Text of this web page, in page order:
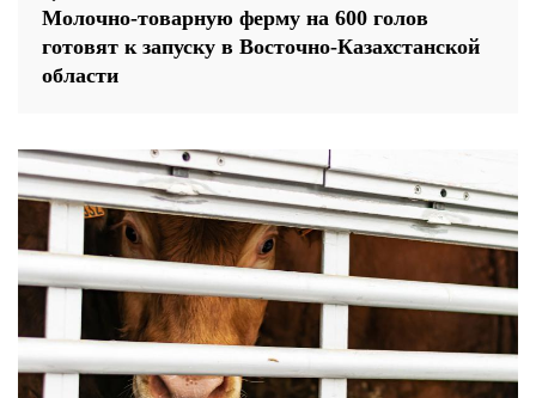
Молочно-товарную ферму на 600 голов
готовят к запуску в Восточно-Казахстанской
области